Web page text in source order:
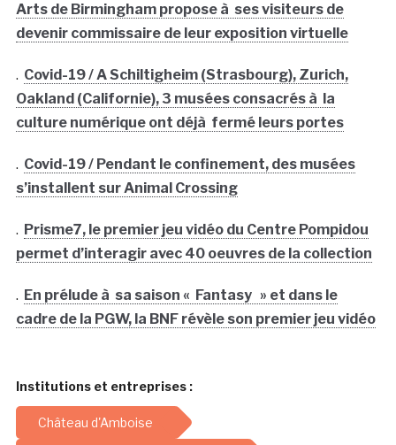
Arts de Birmingham propose à ses visiteurs de
devenir commissaire de leur exposition virtuelle
. Covid-19 / A Schiltigheim (Strasbourg), Zurich,
Oakland (Californie), 3 musées consacrés à la
culture numérique ont déjà fermé leurs portes
. Covid-19 / Pendant le confinement, des musées
s’installent sur Animal Crossing
. Prisme7, le premier jeu vidéo du Centre Pompidou
permet d’interagir avec 40 oeuvres de la collection
. En prélude à sa saison « Fantasy » et dans le
cadre de la PGW, la BNF révèle son premier jeu vidéo
Institutions et entreprises :
Château d'Amboise